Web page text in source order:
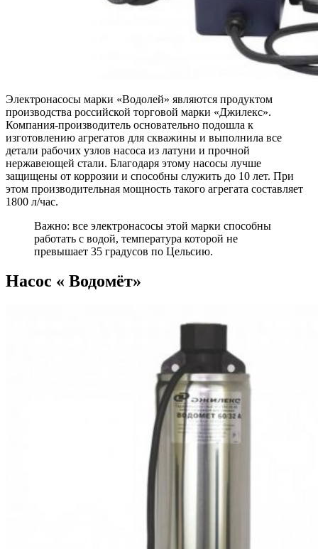
Электронасосы марки «Водолей» являются продуктом
производства российской торговой марки «Джилекс».
Компания-производитель основательно подошла к
изготовлению агрегатов для скважины и выполнила все
детали рабочих узлов насоса из латуни и прочной
нержавеющей стали. Благодаря этому насосы лучше
защищены от коррозии и способны служить до 10 лет. При
этом производительная мощность такого агрегата составляет
1800 л/час.
Важно: все электронасосы этой марки способны
работать с водой, температура которой не
превышает 35 градусов по Цельсию.
Насос « Водомёт»